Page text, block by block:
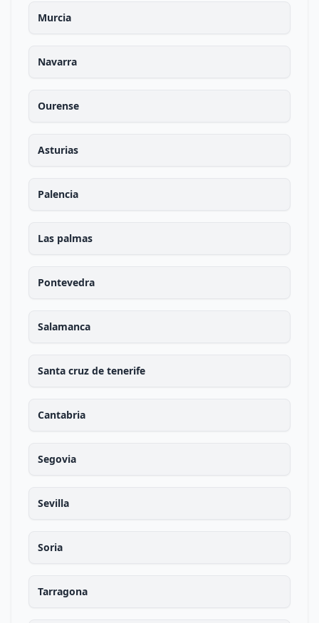
Murcia
Navarra
Ourense
Asturias
Palencia
Las palmas
Pontevedra
Salamanca
Santa cruz de tenerife
Cantabria
Segovia
Sevilla
Soria
Tarragona